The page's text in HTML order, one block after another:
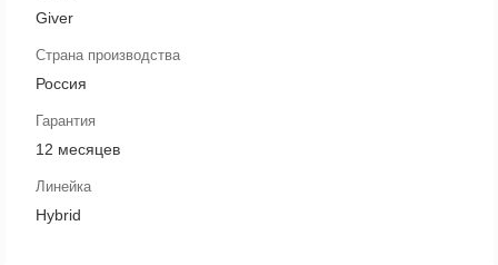
Giver
Страна производства
Россия
Гарантия
12 месяцев
Линейка
Hybrid